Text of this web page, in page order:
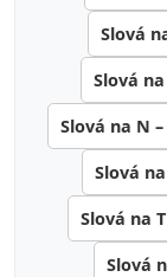
Slová
Slová
Slová na N
Slová
Slová na T
Slová